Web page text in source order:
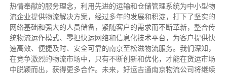
热情奉献的服务理念，利用先进的运输和仓储管理系统为中小型物
流企业提供物流解决方案，经过多年的发展和积淀，打下了坚实的
网络基础和强大的人员储备，紧随客户的需求而不断革新，整合传
统物流运作模式、零担快运网络和信息化技术平台，为客户提供快
速高效、便捷及时、安全可靠的南京至松滋物流服务。 我们深知，
在竞争激烈的物流市场中，只有不断创新和优化，才能在货运市场
中脱颖而出，获得更多合作。 未来，好运吉通南京物流公司将继续